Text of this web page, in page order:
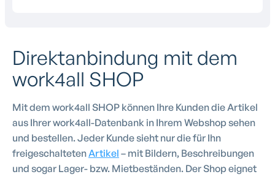
Direktanbindung mit dem
work4all SHOP
Mit dem work4all SHOP können Ihre Kunden die Artikel
aus Ihrer work4all-Datenbank in Ihrem Webshop sehen
und bestellen. Jeder Kunde sieht nur die für Ihn
freigeschaltetenArtikel – mit Bildern, Beschreibungen
und sogar Lager- bzw. Mietbeständen. Der Shop eignet